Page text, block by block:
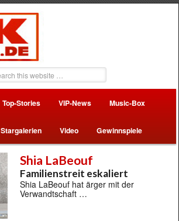
Top-Stories VIP-News Music-Box
Stargalerien Video Gewinnspiele
Shia LaBeouf
Familienstreit eskaliert
Shia LaBeouf hat ärger mit der
Verwandtschaft …